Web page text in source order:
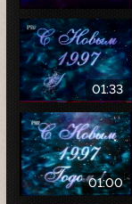
01:33
01:00